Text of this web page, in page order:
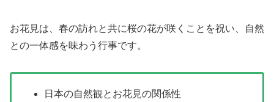
お花見は、春の訪れと共に桜の花が咲くことを祝い、自然
との一体感を味わう行事です。
日本の自然観とお花見の関係性